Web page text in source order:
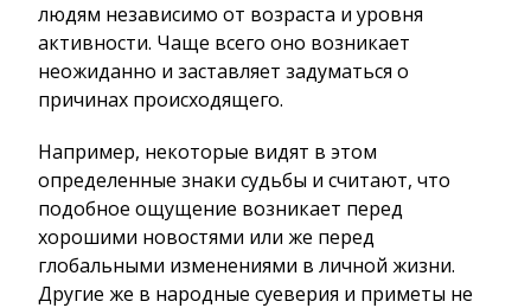
людям независимо от возраста и уровня
активности. Чаще всего оно возникает
неожиданно и заставляет задуматься о
причинах происходящего.
Например, некоторые видят в этом
определенные знаки судьбы и считают, что
подобное ощущение возникает перед
хорошими новостями или же перед
глобальными изменениями в личной жизни.
Другие же в народные суеверия и приметы не